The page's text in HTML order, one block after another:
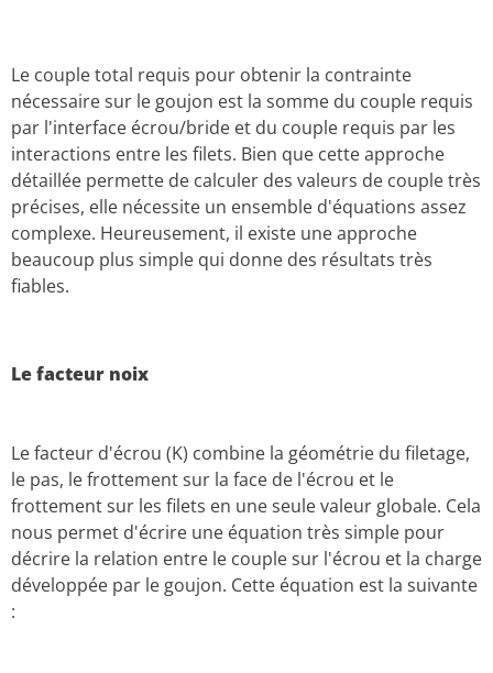
Le couple total requis pour obtenir la contrainte
nécessaire sur le goujon est la somme du couple requis
par l'interface écrou/bride et du couple requis par les
interactions entre les filets. Bien que cette approche
détaillée permette de calculer des valeurs de couple très
précises, elle nécessite un ensemble d'équations assez
complexe. Heureusement, il existe une approche
beaucoup plus simple qui donne des résultats très
fiables.
Le facteur noix
Le facteur d'écrou (K) combine la géométrie du filetage,
le pas, le frottement sur la face de l'écrou et le
frottement sur les filets en une seule valeur globale. Cela
nous permet d'écrire une équation très simple pour
décrire la relation entre le couple sur l'écrou et la charge
développée par le goujon. Cette équation est la suivante
: